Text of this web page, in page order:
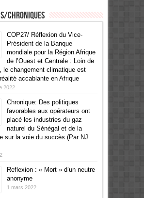
Chroniques
COP27/ Réflexion du Vice-
Président de la Banque
mondiale pour la Région Afrique
de l’Ouest et Centrale : Loin de
le changement climatique est
accablante en Afrique
2022
Chronique: Des politiques
favorables aux opérateurs ont
placé les industries du gaz
naturel du Sénégal et de la
sur la voie du succès (Par NJ
Reflexion : « Mort » d’un neutre
anonyme
1 mars 2022